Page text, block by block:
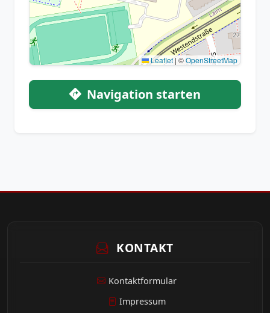
Leaflet |©OpenStreetMap
Navigation starten
KONTAKT
Kontaktformular
Impressum